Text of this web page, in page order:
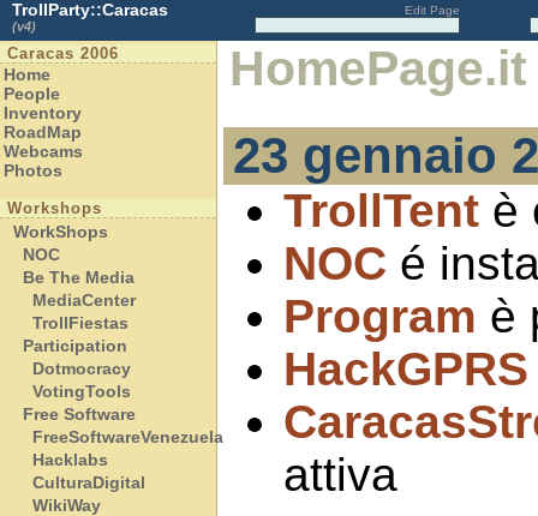
TrollParty::Caracas
(v4)
Edit Page
Caracas 2006
Home
People
Inventory
RoadMap
Webcams
Photos
Workshops
WorkShops
NOC
Be The Media
MediaCenter
TrollFiestas
Participation
Dotmocracy
VotingTools
Free Software
FreeSoftwareVenezuela
Hacklabs
CulturaDigital
WikiWay
HomePage.it
23 gennaio
TrollTent è
NOC é
Program è
HackGPRS
attiva